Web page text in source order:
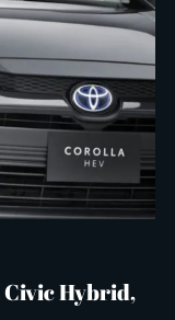
Civic Hybrid,